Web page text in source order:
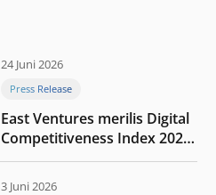
24 Juni 2026
Press Release
East Ventures merilis Digital
Competitiveness Index 2026,
menyoroti fase transformasi
digital Indonesia selanjutnya
3 Juni 2026